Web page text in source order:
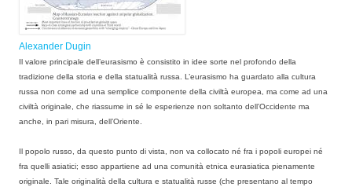
Alexander Dugin
Il valore principale dell’eurasismo è consistito in idee sorte nel profondo della
tradizione della storia e della statualità russa. L’eurasismo ha guardato alla cultura
russa non come ad una semplice componente della civiltà europea, ma come ad una
civiltà originale, che riassume in sé le esperienze non soltanto dell’Occidente ma
anche, in pari misura, dell’Oriente.
Il popolo russo, da questo punto di vista, non va collocato né fra i popoli europei né
fra quelli asiatici; esso appartiene ad una comunità etnica eurasiatica pienamente
originale. Tale originalità della cultura e statualità russe (che presentano al tempo